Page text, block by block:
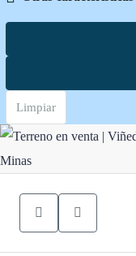
Limpiar